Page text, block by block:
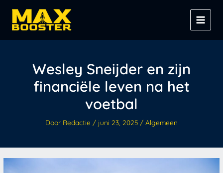
inhoud
Wesley Sneijder en zijn
financiële leven na het
voetbal
Door Redactie / juni 23, 2025 / Algemeen
Z
o